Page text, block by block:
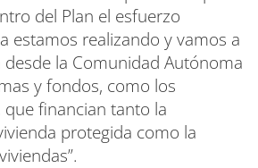
del Plan el esfuerzo
estamos realizando y vamos a
la Comunidad Autónoma
y fondos, como los
que financian tanto la
protegida como la